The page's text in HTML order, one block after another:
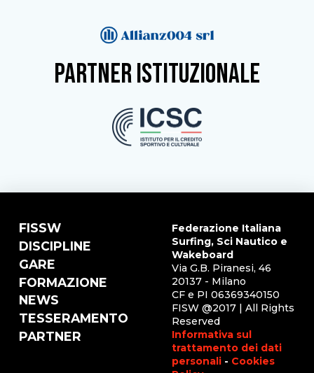
partner istituzionale
FISSW
DISCIPLINE
GARE
FORMAZIONE
NEWS
TESSERAMENTO
PARTNER
Federazione Italiana
Surfing, Sci Nautico e
Wakeboard
Via G.B. Piranesi, 46
20137 - Milano
CF e PI 06369340150
FISW @2017 | All Rights
Reserved
Informativa sul
trattamento dei dati
personali - Cookies